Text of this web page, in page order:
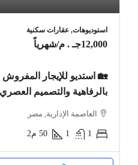
استوديوهات, عقارات سكنية
12,000جـ . م /شهرياً
🏡 استديو للإيجار
بالرفاهية والتصميم
العاصمة الإدارية, مصر
1
1
50 م2